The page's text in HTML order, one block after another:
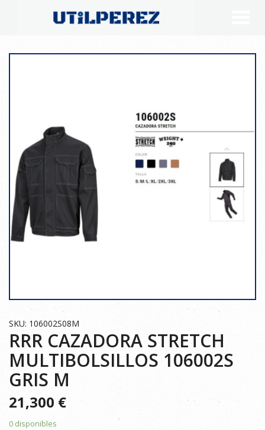
SKU: 106002S08M
RRR CAZADORA STRETCH
MULTIBOLSILLOS 106002S
GRIS M
21,300€
0 disponibles